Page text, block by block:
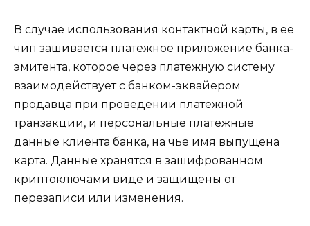
В случае использования контактной карты, в ее
чип зашивается платежное приложение банка-
эмитента, которое через платежную систему
взаимодействует с банком-эквайером
продавца при проведении платежной
транзакции, и персональные платежные
данные клиента банка, на чье имя выпущена
карта. Данные хранятся в зашифрованном
криптоключами виде и защищены от
перезаписи или изменения.